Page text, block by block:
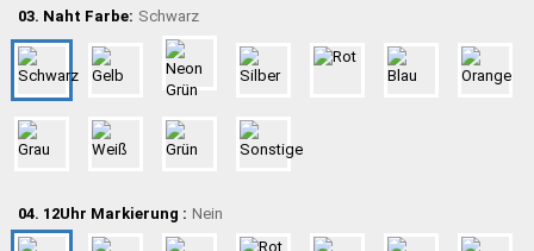
03. Naht Farbe: Schwarz
04. 12Uhr Markierung : Nein